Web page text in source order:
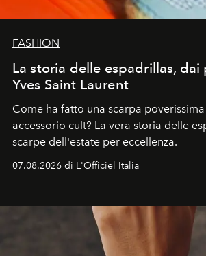
FASHION
La storia delle espadrillas, dai
Yves Saint Laurent
Come ha fatto una scarpa
accessorio cult? La vera storia delle
scarpe dell'estate per eccellenza.
07.08.2026 di L'Officiel Italia